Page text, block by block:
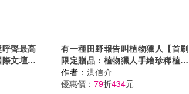
聲最高
文壇地
際布
度百大
有一種田野報告叫植物獵人【首刷
限定贈品：植物獵人手繪珍稀植物
珠光貼紙＋戀花書卡】
作者： 洪信介
優惠價： 79折434元